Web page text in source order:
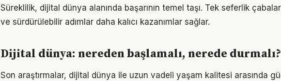
Süreklilik, dijital dünya alanında başarının temel taşı. Tek seferlik
ve sürdürülebilir adımlar daha kalıcı kazanımlar sağlar.
Dijital dünya: nereden başlamalı, nerede durmalı?
Son araştırmalar, dijital dünya ile uzun vadeli yaşam kalitesi arasında